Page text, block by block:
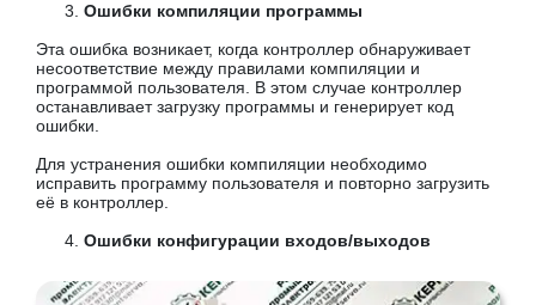
Ошибки компиляции программы
Эта ошибка возникает, когда контроллер обнаруживает
несоответствие между правилами компиляции и
программой пользователя. В этом случае контроллер
останавливает загрузку программы и генерирует код
ошибки.
Для устранения ошибки компиляции необходимо
исправить программу пользователя и повторно загрузить
её в контроллер.
Ошибки конфигурации входов/выходов